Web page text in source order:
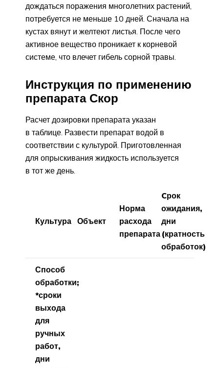
дождаться поражения многолетних растений,
потребуется не меньше 10 дней. Сначала на
кустах вянут и желтеют листья. После чего
активное вещество проникает к корневой
системе, что влечет гибель сорной травы.
Инструкция по применению
препарата Скор
Расчет дозировки препарата указан
в таблице. Развести препарат водой в
соответствии с культурой. Приготовленная
для опрыскивания жидкость используется
в тот же день.
Культура Объект
Норма
расхода
препарата
Cрок
ожидания,
дни
(кратность
обработок)
Способ
обработки;
*сроки
выхода
для
ручных
работ,
дни